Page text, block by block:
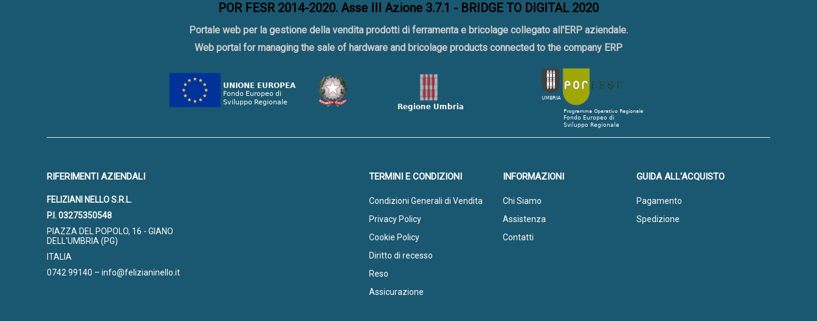
POR FESR 2014-2020. Asse III Azione 3.7.1 - BRIDGE TO DIGITAL 2020
Portale web per la gestione della vendita prodotti di ferramenta e bricolage collegato all'ERP aziendale.
Web portal for managing the sale of hardware and bricolage products connected to the company ERP
RIFERIMENTI AZIENDALI
FELIZIANI NELLO S.R.L.
P.I. 03275350548
PIAZZA DEL POPOLO, 16 - GIANO
DELL'UMBRIA (PG)
ITALIA
0742 99140 – info@felizianinello.it
GUIDA ALL'ACQUISTO
Pagamento
Spedizione
INFORMAZIONI
Chi Siamo
Assistenza
Contatti
TERMINI E CONDIZIONI
Condizioni Generali di Vendita
Privacy Policy
Cookie Policy
Diritto di recesso
Reso
Assicurazione